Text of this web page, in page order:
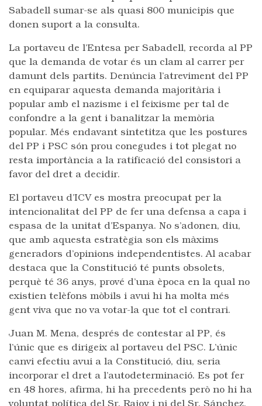
Sabadell sumar-se als quasi 800 municipis que
donen suport a la consulta.
La portaveu de l’Entesa per Sabadell, recorda al PP
que la demanda de votar és un clam al carrer per
damunt dels partits. Denúncia l’atreviment del PP
en equiparar aquesta demanda majoritària i
popular amb el nazisme i el feixisme per tal de
confondre a la gent i banalitzar la memòria
popular. Més endavant sintetitza que les postures
del PP i PSC són prou conegudes i tot plegat no
resta importància a la ratificació del consistori a
favor del dret a decidir.
El portaveu d’ICV es mostra preocupat per la
intencionalitat del PP de fer una defensa a capa i
espasa de la unitat d’Espanya. No s’adonen, diu,
que amb aquesta estratègia son els màxims
generadors d’opinions independentistes. Al acabar
destaca que la Constitució té punts obsolets,
perquè té 36 anys, prové d’una època en la qual no
existien telèfons mòbils i avui hi ha molta més
gent viva que no va votar-la que tot el contrari.
Juan M. Mena, després de contestar al PP, és
l’únic que es dirigeix al portaveu del PSC. L’únic
canvi efectiu avui a la Constitució, diu, seria
incorporar el dret a l’autodeterminació. Es pot fer
en 48 hores, afirma, hi ha precedents però no hi ha